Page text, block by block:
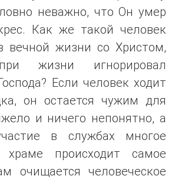
неважно, что Он умер
Как же такой человек
вечной жизни со Христом,
жизни игнорировал
Если человек ходит
он остается чужим для
и ничего непонятно, а
в службах многое
происходит самое
очищается человеческое